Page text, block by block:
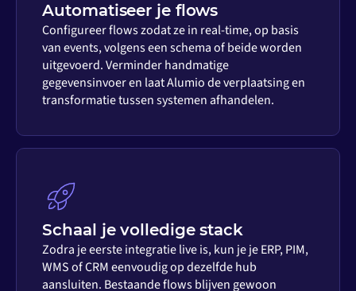
Automatiseer je flows
Configureer flows zodat ze in real-time, op basis
van events, volgens een schema of beide worden
uitgevoerd. Verminder handmatige
gegevensinvoer en laat Alumio de verplaatsing en
transformatie tussen systemen afhandelen.
Schaal je volledige stack
Zodra je eerste integratie live is, kun je je ERP, PIM,
WMS of CRM eenvoudig op dezelfde hub
aansluiten. Bestaande flows blijven gewoon